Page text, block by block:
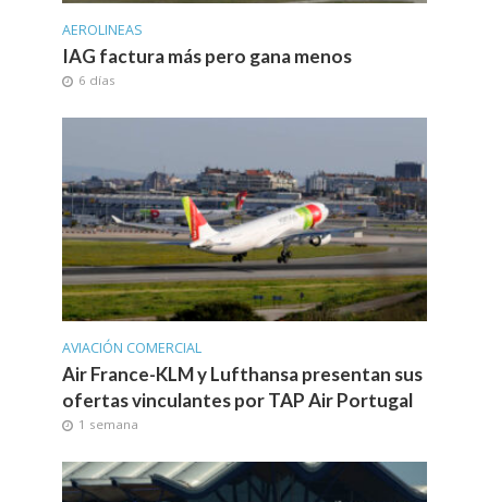
AEROLINEAS
IAG factura más pero gana menos
6 días
AVIACIÓN COMERCIAL
Air France-KLM y Lufthansa presentan sus
ofertas vinculantes por TAP Air Portugal
1 semana